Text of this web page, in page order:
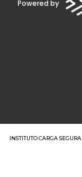
Powered by
INSTITUTO CARGA